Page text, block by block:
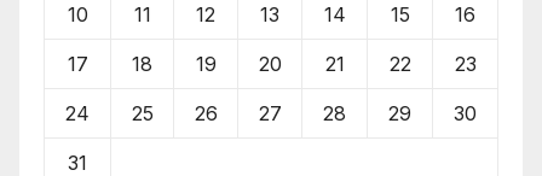
10 11 12 13 14 15 16
17 18 19 20 21 22 23
24 25 26 27 28 29 30
31